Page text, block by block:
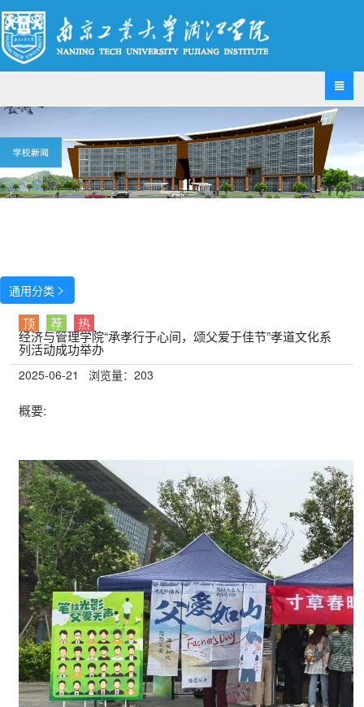

通用分类 
顶 荐 热
经济与管理学院“承孝行于心间，颂父爱于佳节”孝道文化系
列活动成功举办
2025-06-21 浏览量：203
概要: